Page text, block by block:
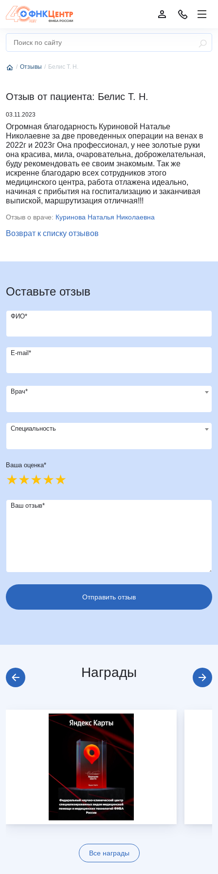
Отзывы Белис Т. Н.
Отзыв от пациента: Белис Т. Н.
03.11.2023
Огромная благодарность Куриновой Наталье
Николаевне за две проведенных операции на венах в
2022г и 2023г Она профессионал, у нее золотые руки
она красива, мила, очаровательна, доброжелательная,
буду рекомендовать ее своим знакомым. Так же
искренне благодарю всех сотрудников этого
медицинского центра, работа отлажена идеально,
начиная с прибытия на госпитализацию и заканчивая
выпиской, маршрутизация отличная!!!
Отзыв о враче: Куринова Наталья Николаевна
Возврат к списку отзывов
Оставьте отзыв
ФИО*
E-mail*
Врач*
Специальность
Ваша оценка*
Ваш отзыв*
Награды
Все награды